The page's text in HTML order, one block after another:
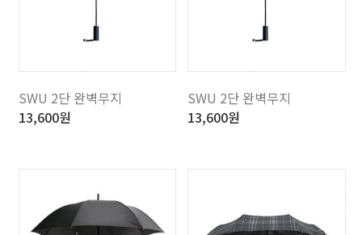
SWU 2단 완벽무지
13,600원
SWU 2단 완벽무지
13,600원